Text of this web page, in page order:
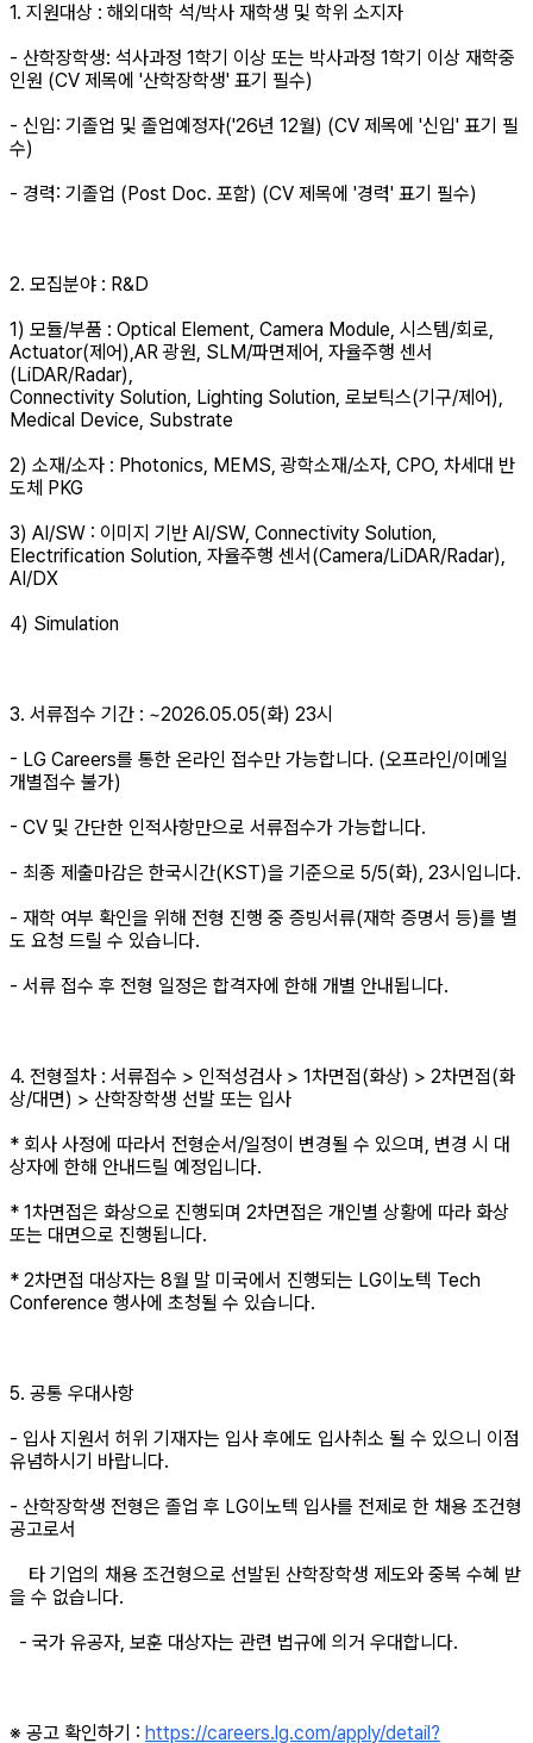
1. 지원대상 : 해외대학 석/박사 재학생 및 학위 소지자
- 산학장학생: 석사과정 1학기 이상 또는 박사과정 1학기 이상 재학중
인원 (CV 제목에 '산학장학생' 표기 필수)
- 신입: 기졸업 및 졸업예정자('26년 12월) (CV 제목에 '신입' 표기 필
수)
- 경력: 기졸업 (Post Doc. 포함) (CV 제목에 '경력' 표기 필수)
2. 모집분야 : R&D
1) 모듈/부품 : Optical Element, Camera Module, 시스템/회로,
Actuator(제어),AR 광원, SLM/파면제어, 자율주행 센서
(LiDAR/Radar),
Connectivity Solution, Lighting Solution, 로보틱스(기구/제어),
Medical Device, Substrate
2) 소재/소자 : Photonics, MEMS, 광학소재/소자, CPO, 차세대 반
도체 PKG
3) AI/SW : 이미지 기반 AI/SW, Connectivity Solution,
Electrification Solution, 자율주행 센서(Camera/LiDAR/Radar),
AI/DX
4) Simulation
3. 서류접수 기간 : ~2026.05.05(화) 23시
- LG Careers를 통한 온라인 접수만 가능합니다. (오프라인/이메일
개별접수 불가)
- CV 및 간단한 인적사항만으로 서류접수가 가능합니다.
- 최종 제출마감은 한국시간(KST)을 기준으로 5/5(화), 23시입니다.
- 재학 여부 확인을 위해 전형 진행 중 증빙서류(재학 증명서 등)를 별
도 요청 드릴 수 있습니다.
- 서류 접수 후 전형 일정은 합격자에 한해 개별 안내됩니다.
4. 전형절차 : 서류접수 > 인적성검사 > 1차면접(화상) > 2차면접(화
상/대면) > 산학장학생 선발 또는 입사
* 회사 사정에 따라서 전형순서/일정이 변경될 수 있으며, 변경 시 대
상자에 한해 안내드릴 예정입니다.
* 1차면접은 화상으로 진행되며 2차면접은 개인별 상황에 따라 화상
또는 대면으로 진행됩니다.
* 2차면접 대상자는 8월 말 미국에서 진행되는 LG이노텍 Tech
Conference 행사에 초청될 수 있습니다.
5. 공통 우대사항
- 입사 지원서 허위 기재자는 입사 후에도 입사취소 될 수 있으니 이점
유념하시기 바랍니다.
- 산학장학생 전형은 졸업 후 LG이노텍 입사를 전제로 한 채용 조건형
공고로서
타 기업의 채용 조건형으로 선발된 산학장학생 제도와 중복 수혜 받
을 수 없습니다.
- 국가 유공자, 보훈 대상자는 관련 법규에 의거 우대합니다.
※ 공고 확인하기 : https://careers.lg.com/apply/detail?